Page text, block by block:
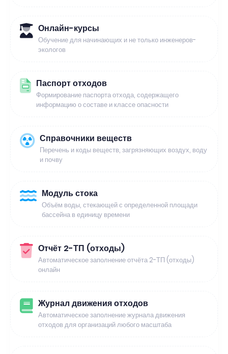
Онлайн-курсы
Обучение для начинающих и не только инженеров-
экологов
Паспорт отходов
Формирование паспорта отхода, содержащего
информацию о составе и классе опасности
Справочники веществ
Перечень и коды веществ, загрязняющих воздух, воду
и почву
Модуль стока
Объём воды, стекающей с определенной площади
бассейна в единицу времени
Отчёт 2-ТП (отходы)
Автоматическое заполнение отчёта 2-ТП (отходы)
онлайн
Журнал движения отходов
Автоматическое заполнение журнала движения
отходов для организаций любого масштаба